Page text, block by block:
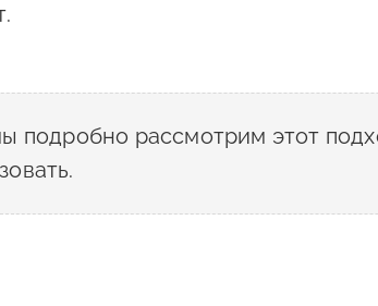
подробно рассмотрим этот